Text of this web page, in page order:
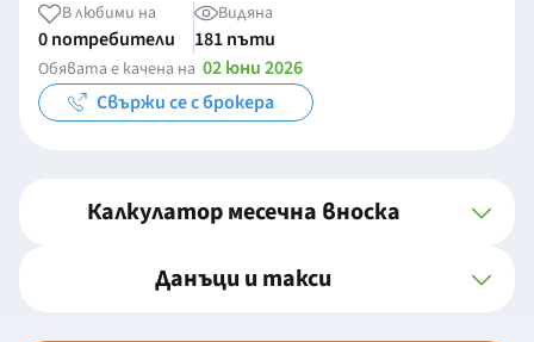
В любими на
0 потребители
Видяна
181 пъти
Обявата е качена на 02 юни 2026
Свържи се с брокера
Калкулатор месечна вноска
Данъци и такси